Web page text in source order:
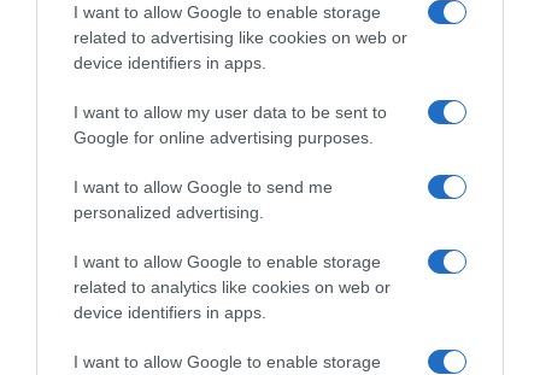
I want to allow Google to enable storage
related to advertising like cookies on web or
device identifiers in apps.
I want to allow my user data to be sent to
Google for online advertising purposes.
I want to allow Google to send me
personalized advertising.
I want to allow Google to enable storage
related to analytics like cookies on web or
device identifiers in apps.
I want to allow Google to enable storage
Σωτήρος
Ο καιρός των επομένων ημερών: Κανονικός
Αύγουστος με δυνατούς βοριάδες και σταδιακή
άνοδο της θερμοκρασίας
Ουδεμία ενημέρωση για τις συνομιλίες με τη Λιβύη
ΤΟ ΒΙΒΛΙΟ ΣΤΟ “Π”